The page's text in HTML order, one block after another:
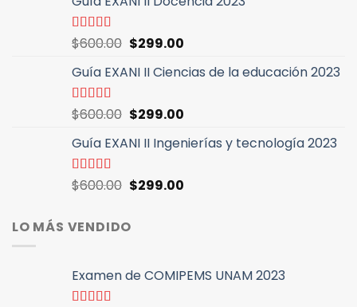
original
$600.00.
actual
$299.00.
Valorado
con
5
$600.00 El
original
$600.00.
$299.00El
actual
$299.00.
Guía EXANI II Ciencias de la educación 2023
Valorado
con
5
$600.00 El
original
$600.00.
$299.00El
actual
$299.00.
Guía EXANI II Ingenierías y tecnología 2023
Valorado
con
$600.00 El
original
era:
$299.00El
LO MÁS VENDIDO
Examen de COMIPEMS UNAM 2023